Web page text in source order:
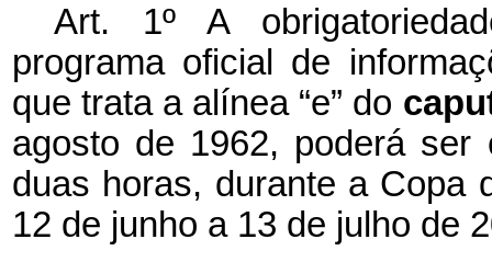
Art. 1º A
programa oficial de
que trata a alínea “e” do
agosto de 1962, poderá
duas horas, durante a Copa
12 de junho a 13 de julho de